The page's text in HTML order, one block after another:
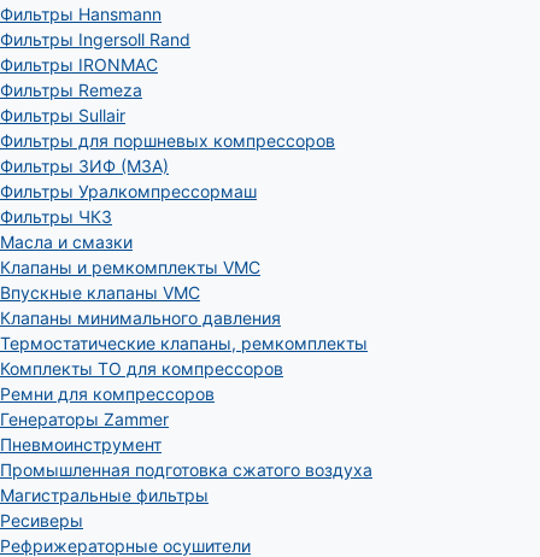
Фильтры Hansmann
Фильтры Ingersoll Rand
Фильтры IRONMAC
Фильтры Remeza
Фильтры Sullair
Фильтры для поршневых компрессоров
Фильтры ЗИФ (МЗА)
Фильтры Уралкомпрессормаш
Фильтры ЧКЗ
Масла и смазки
Клапаны и ремкомплекты VMC
Впускные клапаны VMC
Клапаны минимального давления
Термостатические клапаны, ремкомплекты
Комплекты ТО для компрессоров
Ремни для компрессоров
Генераторы Zammer
Пневмоинструмент
Промышленная подготовка сжатого воздуха
Магистральные фильтры
Ресиверы
Рефрижераторные осушители